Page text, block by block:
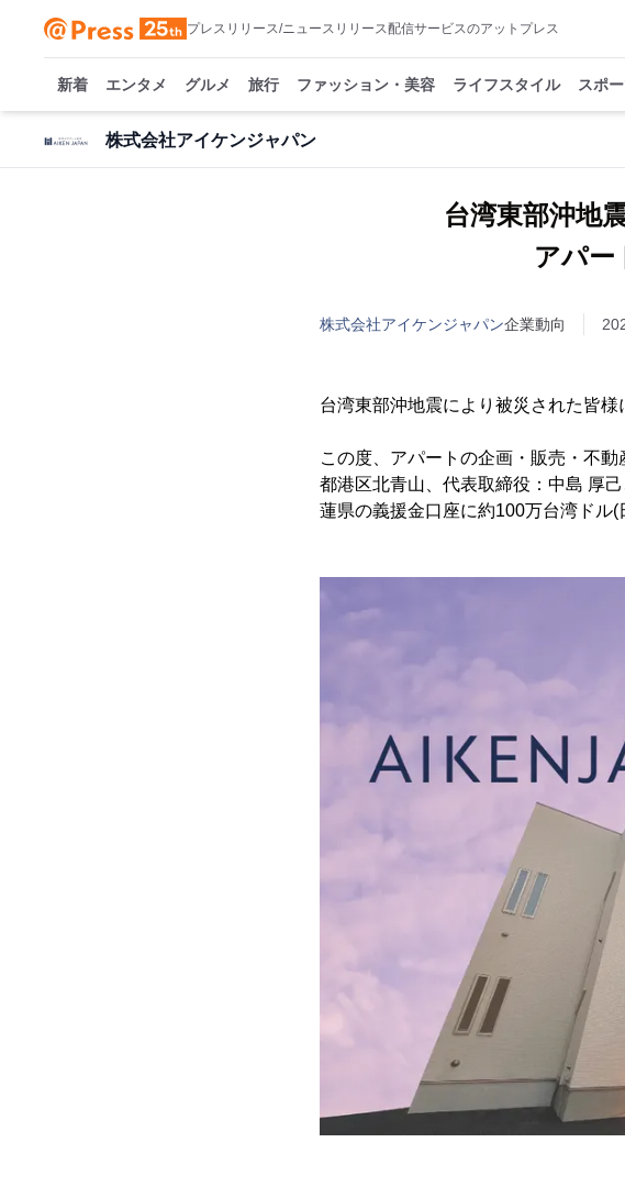
プレスリリース/ニュースリリース配信サービスのアットプレス
新着 エンタメ グルメ 旅行 ファッション・美容 ライフスタイル スポ
株式会社アイケンジャパン
台湾東部沖地
アパー
株式会社アイケンジャパン企業動向
台湾東部沖地震により被災された皆様
この度、アパートの企画・販売・不
都港区北青山、代表取締役：中島 厚
蓮県の義援金口座に約100万台湾ドル(